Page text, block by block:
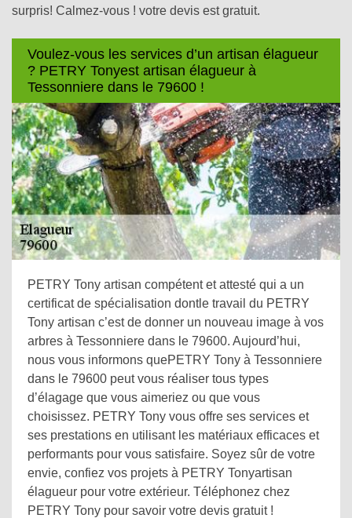
surpris! Calmez-vous ! votre devis est gratuit.
Voulez-vous les services d’un artisan élagueur
? PETRY Tonyest artisan élagueur à
Tessonniere dans le 79600 !
PETRY Tony artisan compétent et attesté qui a un
certificat de spécialisation dontle travail du PETRY
Tony artisan c’est de donner un nouveau image à vos
arbres à Tessonniere dans le 79600. Aujourd’hui,
nous vous informons quePETRY Tony à Tessonniere
dans le 79600 peut vous réaliser tous types
d’élagage que vous aimeriez ou que vous
choisissez. PETRY Tony vous offre ses services et
ses prestations en utilisant les matériaux efficaces et
performants pour vous satisfaire. Soyez sûr de votre
envie, confiez vos projets à PETRY Tonyartisan
élagueur pour votre extérieur. Téléphonez chez
PETRY Tony pour savoir votre devis gratuit !